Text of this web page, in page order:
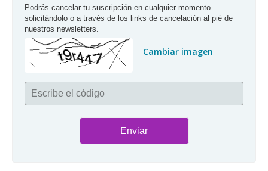
Podrás cancelar tu suscripción en cualquier momento
solicitándolo o a través de los links de cancelación al pié de
nuestros newsletters.
Cambiar imagen
Escribe el código